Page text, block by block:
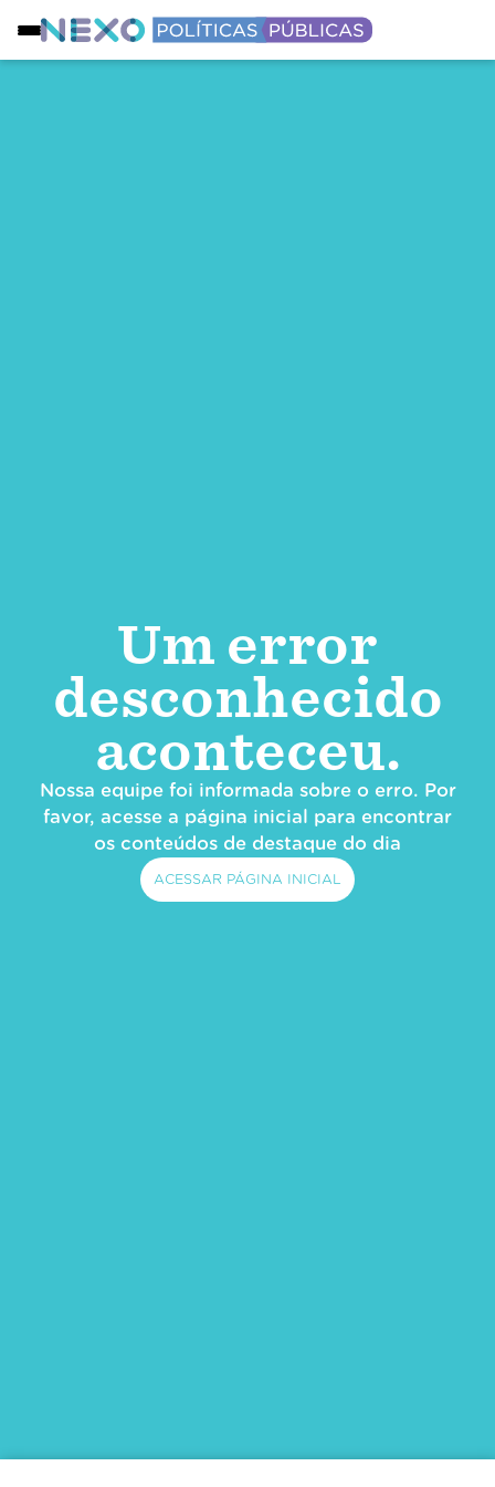
Um error
desconhecido
aconteceu.
Nossa equipe foi informada sobre o erro. Por
favor, acesse a página inicial para encontrar
os conteúdos de destaque do dia
ACESSAR PÁGINA INICIAL